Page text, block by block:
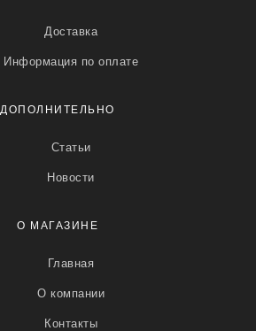
Доставка
Информация по оплате
ДОПОЛНИТЕЛЬНО
Статьи
Новости
О МАГАЗИНЕ
Главная
О компании
Контакты